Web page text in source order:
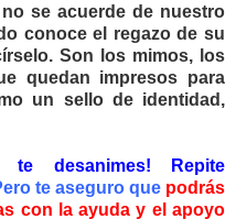
se acuerde de nuestro
conoce el regazo de su
Son los mimos, los
quedan impresos para
un sello de identidad,
te desanimes! Repite
te aseguro que podrás
con la ayuda y el apoyo